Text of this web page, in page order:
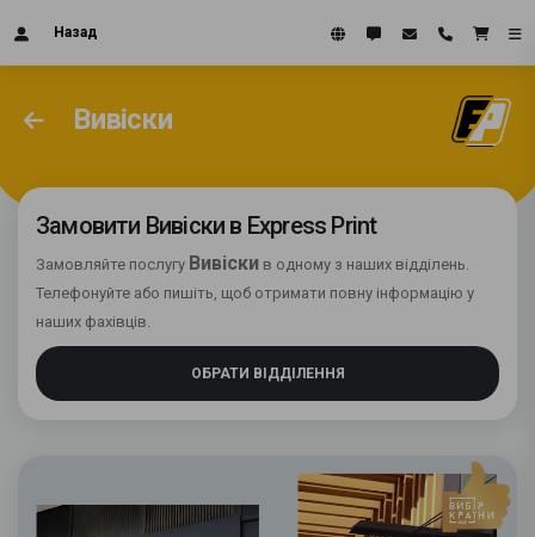
Назад
Вивіски
Замовити Вивіски в Express Print
Замовляйте послугу Вивіски в одному з наших відділень.
Телефонуйте або пишіть, щоб отримати повну інформацію у
наших фахівців.
ОБРАТИ ВІДДІЛЕННЯ